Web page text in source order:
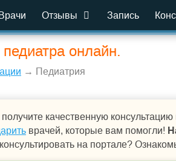
Врачи Отзывы Запись
онлайн.
→ Педиатрия
качественную
врачей, которые вам помогли!
на портале?